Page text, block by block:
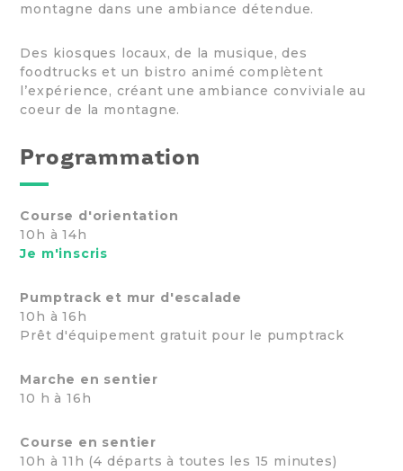
montagne dans une ambiance détendue.
Des kiosques locaux, de la musique, des
foodtrucks et un bistro animé complètent
l’expérience, créant une ambiance conviviale au
coeur de la montagne.
Programmation
Course d'orientation
10h à 14h
Je m'inscris
Pumptrack et mur d'escalade
10h à 16h
Prêt d'équipement gratuit pour le pumptrack
Marche en sentier
10 h à 16h
Course en sentier
10h à 11h (4 départs à toutes les 15 minutes)